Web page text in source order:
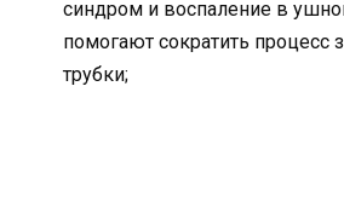
синдром и воспаление в
помогают сократить процесс
трубки;